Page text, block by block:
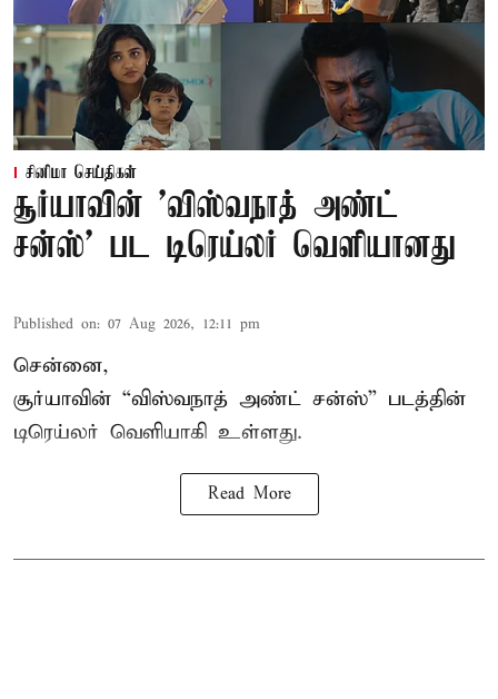
சினிமா செய்திகள்
சூர்யாவின் 'விஸ்வநாத் அண்ட்
சன்ஸ்' பட டிரெய்லர் வெளியானது
Published on: 07 Aug 2026, 12:11 pm
சென்னை,
சூர்யாவின் “விஸ்வநாத் அண்ட் சன்ஸ்” படத்தின்
டிரெய்லர் வெளியாகி உள்ளது.
Read More